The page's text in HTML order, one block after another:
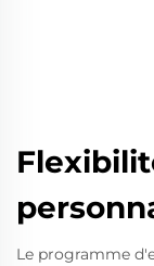
Le programme